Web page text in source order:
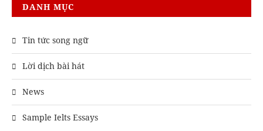
DANH MỤC
Tin tức song ngữ
Lời dịch bài hát
News
Sample Ielts Essays